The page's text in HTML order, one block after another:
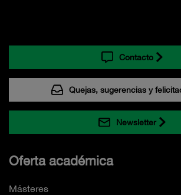
Contacto
Quejas, sugerencias y
Newsletter
Oferta académica
Másteres